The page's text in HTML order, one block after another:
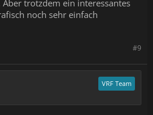
trotzdem ein interessantes
noch sehr einfach
#9
VRF Team